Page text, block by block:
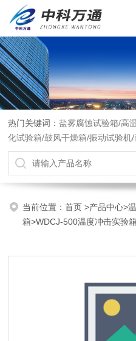
热门关键词：盐雾腐蚀试验箱/高
化试验箱/鼓风干燥箱/振动试验机
当前位置：首页>产品中心>
箱>WDCJ-500温度冲击实验箱